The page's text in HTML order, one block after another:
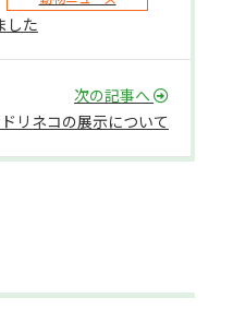
した
次の記事へ
リネコの展示について